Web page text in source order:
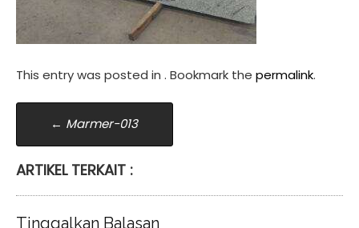
This entry was posted in . Bookmark the permalink.
Post
navigation
← Marmer-013
ARTIKEL TERKAIT :
Tinggalkan Balasan